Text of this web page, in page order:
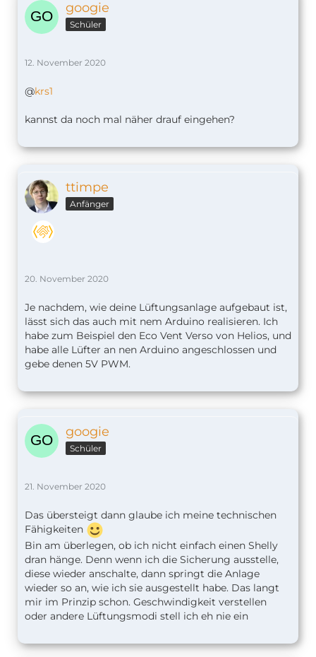
googie
Schüler
12. November 2020
@krs1
kannst da noch mal näher drauf eingehen?
ttimpe
Anfänger
20. November 2020
Je nachdem, wie deine Lüftungsanlage aufgebaut ist,
lässt sich das auch mit nem Arduino realisieren. Ich
habe zum Beispiel den Eco Vent Verso von Helios, und
habe alle Lüfter an nen Arduino angeschlossen und
gebe denen 5V PWM.
googie
Schüler
21. November 2020
Das übersteigt dann glaube ich meine technischen
Fähigkeiten
Bin am überlegen, ob ich nicht einfach einen Shelly
dran hänge. Denn wenn ich die Sicherung ausstelle,
diese wieder anschalte, dann springt die Anlage
wieder so an, wie ich sie ausgestellt habe. Das langt
mir im Prinzip schon. Geschwindigkeit verstellen
oder andere Lüftungsmodi stell ich eh nie ein